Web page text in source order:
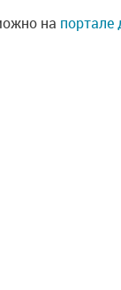
на портале